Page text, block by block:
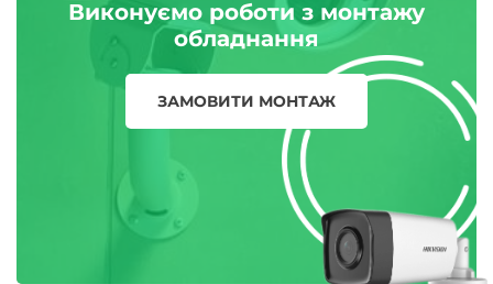
Виконуємо роботи з монтажу
обладнання
ЗАМОВИТИ МОНТАЖ